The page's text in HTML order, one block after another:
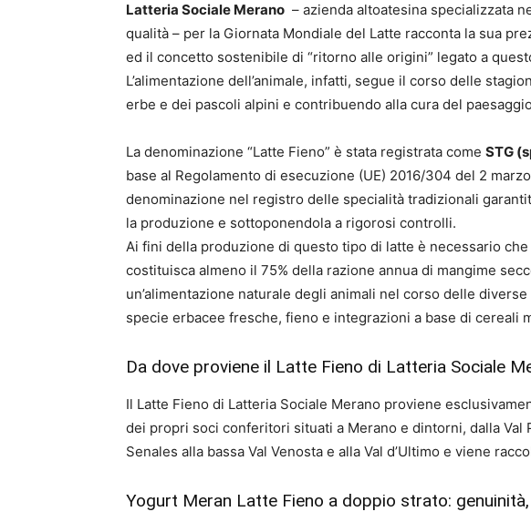
Latteria Sociale Merano – azienda altoatesina specializzata
qualità – per la Giornata Mondiale del Latte racconta la sua
ed il concetto sostenibile di “ritorno alle origini” legato a
L’alimentazione dell’animale, infatti, segue il corso delle
erbe e dei pascoli alpini e contribuendo alla cura del
La denominazione “Latte Fieno” è stata registrata come STG
base al Regolamento di esecuzione (UE) 2016/304 del 2
denominazione nel registro delle specialità tradizionali
la produzione e sottoponendola a rigorosi controlli.
Ai fini della produzione di questo tipo di latte è necessario
costituisca almeno il 75% della razione annua di mangime
un’alimentazione naturale degli animali nel corso delle
specie erbacee fresche, fieno e integrazioni a base di cereali
Da dove proviene il Latte Fieno di Latteria Sociale
Il Latte Fieno di Latteria Sociale Merano proviene
dei propri soci conferitori situati a Merano e dintorni, dalla Val
Senales alla bassa Val Venosta e alla Val d’Ultimo e viene
Yogurt Meran Latte Fieno a doppio strato: